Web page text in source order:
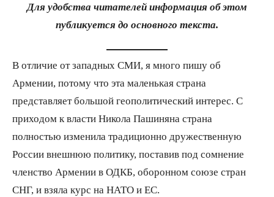
Для удобства читателей информация об этом
публикуется до основного текста.
В отличие от западных СМИ, я много пишу об
Армении, потому что эта маленькая страна
представляет большой геополитический интерес. С
приходом к власти Никола Пашиняна страна
полностью изменила традиционно дружественную
России внешнюю политику, поставив под сомнение
членство Армении в ОДКБ, оборонном союзе стран
СНГ, и взяла курс на НАТО и ЕС.